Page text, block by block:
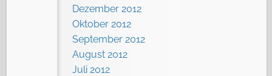
Dezember 2012
Oktober 2012
September 2012
August 2012
Juli 2012